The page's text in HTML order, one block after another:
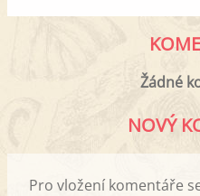
Žádné
NOVÝ
Pro vložení komentáře